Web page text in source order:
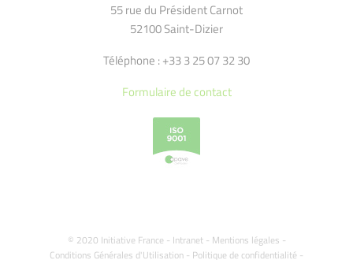
55 rue du Président Carnot
52100 Saint-Dizier
Téléphone : +33 3 25 07 32 30
Formulaire de contact
© 2020 Initiative France - Intranet- Mentions légales -
Conditions Générales d'Utilisation - Politique de confidentialité -